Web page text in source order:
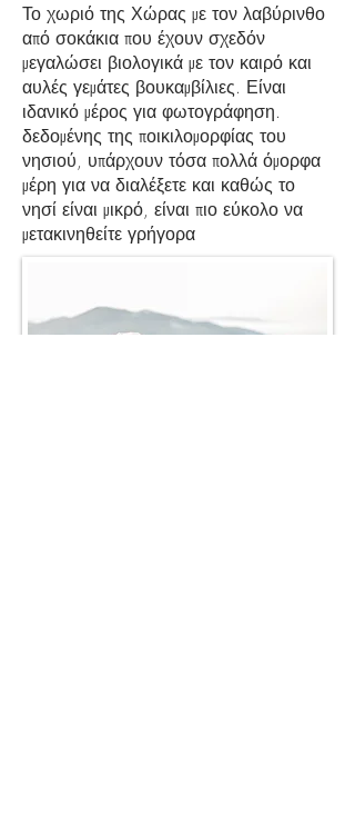
Το χωριό της Χώρας με τον λαβύρινθο
από σοκάκια που έχουν σχεδόν
μεγαλώσει βιολογικά με τον καιρό και
αυλές γεμάτες βουκαμβίλιες. Είναι
ιδανικό μέρος για φωτογράφηση.
δεδομένης της ποικιλομορφίας του
νησιού, υπάρχουν τόσα πολλά όμορφα
μέρη για να διαλέξετε και καθώς το
νησί είναι μικρό, είναι πιο εύκολο να
μετακινηθείτε γρήγορα